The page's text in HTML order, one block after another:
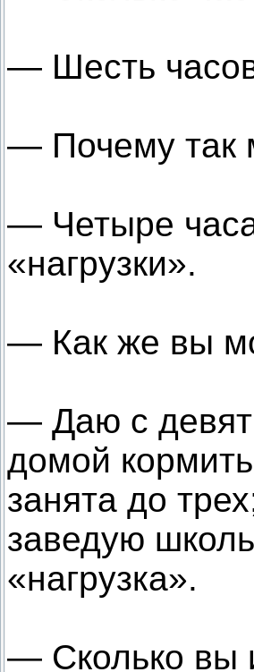
— Шесть
— Почему так
— Четыре
«нагрузки».
— Как же вы
— Даю с
домой
занята до
заведую
«нагрузка».
— Сколько вы